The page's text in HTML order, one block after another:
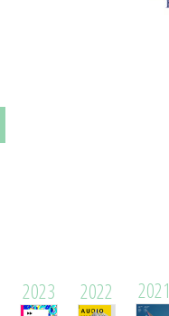
2023 2022 2021